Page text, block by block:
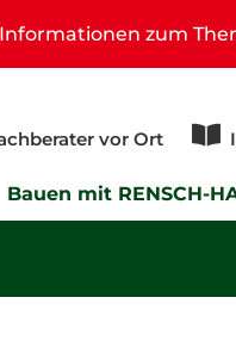
zum
vor Ort
Bauen mit RENSCH-